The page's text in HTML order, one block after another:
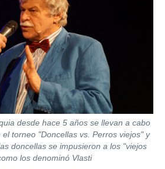
desde hace 5 años se llevan a cabo
torneo "Doncellas vs. Perros viejos" y
doncellas se impusieron a los "viejos
los denominó Vlasti